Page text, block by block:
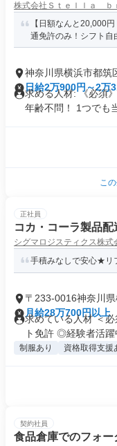
株式会社Ｓｔｅｌｌａ ｂ
【日額なんと20,000
通免許のみ！シフト自
神奈川県横浜市都筑
日給2万900円～2万
求める人材: 《必須
年齢不問！ 1つでも
こ
正社員
コカ・コーラ製品
シグマロジスティクス株式
手積みなしで安心★リ
〒233-0016神奈川
月給28万700円以上
求めている人材 ＜
ト免許 ◎経験者活躍
制服あり 資格取得支援
契約社員
食品倉庫でのフォ